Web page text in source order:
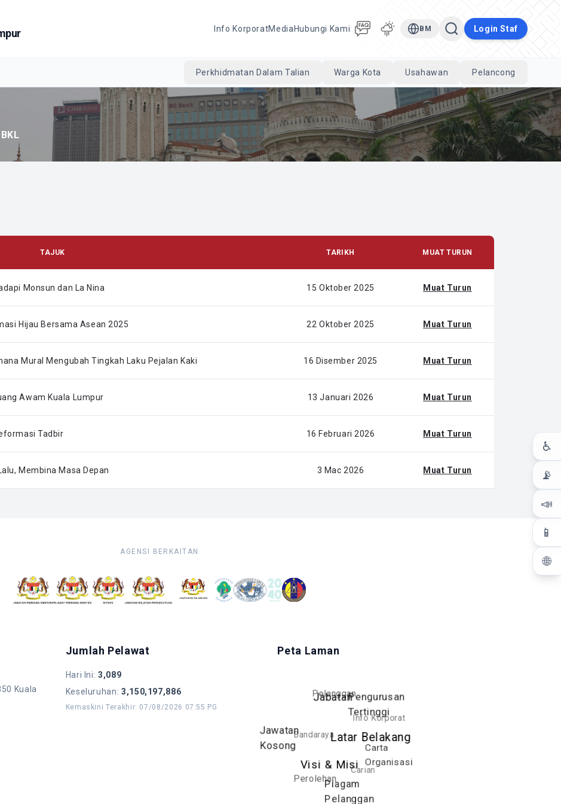
Info KorporatMedia Hubungi Kami BM Login Staf
Cari
Perkhidmatan Dalam Talian Warga Kota Usahawan Pelancong
♿
📡
📣
📱
🌐
TAJUK TARIKH MUAT TURUN
Monsun dan La Nina 15 Oktober 2025 Muat Turun
Hijau Bersama Asean 2025 22 Oktober 2025 Muat Turun
Mural Mengubah Tingkah Laku Pejalan Kaki 16 Disember 2025 Muat Turun
Awam Kuala Lumpur 13 Januari 2026 Muat Turun
Tadbir 16 Februari 2026 Muat Turun
Membina Masa Depan 3 Mac 2026 Muat Turun
AGENSI BERKAITAN
Kuala
Jumlah Pelawat
Hari Ini:3,089
Keseluruhan: 3,150,197,886
Kemaskini Terakhir: 07/08/2026 07:55 PG
Peta Laman
Latar Belakang
Visi & Misi
Piagam
Pelanggan
Carta
Organisasi
Pengurusan
Tertinggi
Jabatan
Jawatan
Kosong
Perolehan
Carian
Info Korporat
Pelanggan
Bandaraya